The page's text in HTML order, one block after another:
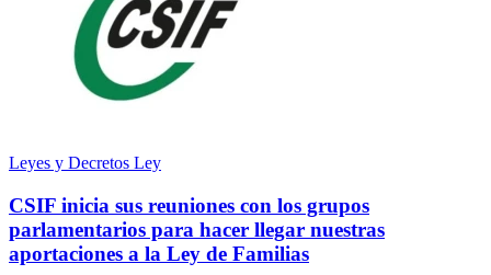
Leyes y Decretos Ley
CSIF inicia sus reuniones con los grupos
parlamentarios para hacer llegar nuestras
aportaciones a la Ley de Familias